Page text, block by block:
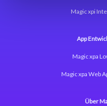
Magic xpi
App
Magic xpa
Magic xpa Web
Über